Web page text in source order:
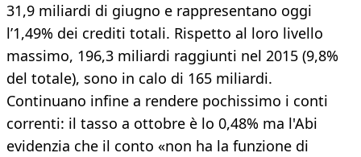
31,9 miliardi di giugno e rappresentano oggi
l’1,49% dei crediti totali. Rispetto al loro livello
massimo, 196,3 miliardi raggiunti nel 2015 (9,8%
del totale), sono in calo di 165 miliardi.
Continuano infine a rendere pochissimo i conti
correnti: il tasso a ottobre è lo 0,48% ma l'Abi
evidenzia che il conto «non ha la funzione di